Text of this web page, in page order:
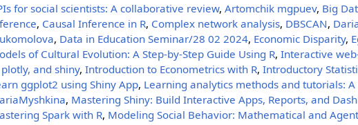
for social scientists: A collaborative review,Artomchik mgpuev, Big
, Causal Inference in R, Complex network analysis, DBSCAN,
, Data in Education Seminar/28 02 2024, Economic Disparity,
of Cultural Evolution: A Step-by-Step Guide Using R,Interactive
plotly, and shiny,Introduction to Econometrics with R,Introductory
ggplot2 using Shiny App, Learning analytics methods and tutorials:
, Mastering Shiny: Build Interactive Apps, Reports, and
Spark with R, Modeling Social Behavior: Mathematical and